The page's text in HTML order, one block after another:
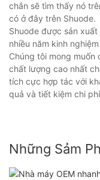
chắn sẽ tìm thấy nó
có ở đây trên Shuode.
Shuode được sản
nhiều năm kinh
Chúng tôi mong muốn
chất lượng cao nhất
tích cực hợp tác với
quả và tiết kiệm chi
Những Sảm